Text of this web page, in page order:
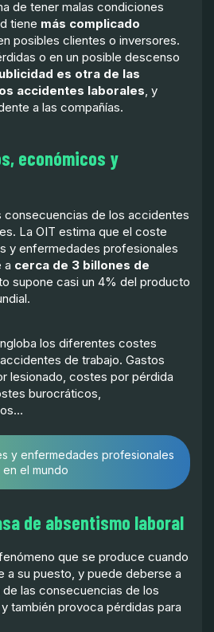
de tener malas condiciones
tiene más complicado
posibles clientes o inversores.
o en un posible descenso
es otra de las
accidentes laborales, y
a las compañías.
económicos y
consecuencias de los accidentes
La OIT estima que el coste
y enfermedades profesionales
a cerca de 3 billones de
supone casi un 4% del producto
los diferentes costes
de trabajo. Gastos
lesionado, costes por pérdida
burocráticos,
y enfermedades profesionales
en el mundo
de absentismo laboral
que se produce cuando
a su puesto, y puede deberse a
las consecuencias de los
también provoca pérdidas para